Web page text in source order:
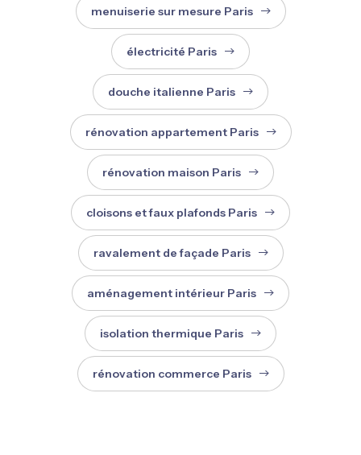
menuiserie sur mesure Paris
électricité Paris
douche italienne Paris
rénovation appartement Paris
rénovation maison Paris
cloisons et faux plafonds Paris
ravalement de façade Paris
aménagement intérieur Paris
isolation thermique Paris
rénovation commerce Paris